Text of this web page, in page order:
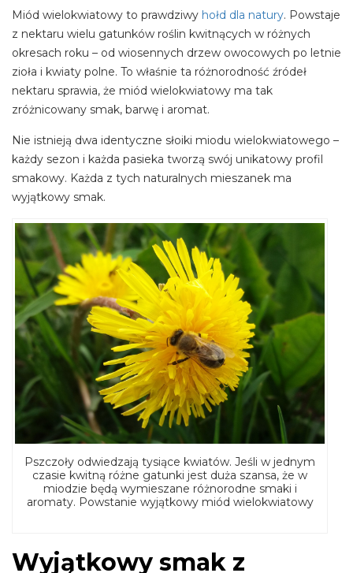
Miód wielokwiatowy to prawdziwy hołd dla natury. Powstaje
z nektaru wielu gatunków roślin kwitnących w różnych
okresach roku – od wiosennych drzew owocowych po letnie
zioła i kwiaty polne. To właśnie ta różnorodność źródeł
nektaru sprawia, że miód wielokwiatowy ma tak
zróżnicowany smak, barwę i aromat.
Nie istnieją dwa identyczne słoiki miodu wielokwiatowego –
każdy sezon i każda pasieka tworzą swój unikatowy profil
smakowy. Każda z tych naturalnych mieszanek ma
wyjątkowy smak.
Pszczoły odwiedzają tysiące kwiatów. Jeśli w jednym
czasie kwitną różne gatunki jest duża szansa, że w
miodzie będą wymieszane różnorodne smaki i
aromaty. Powstanie wyjątkowy miód wielokwiatowy
Wyjątkowy smak z